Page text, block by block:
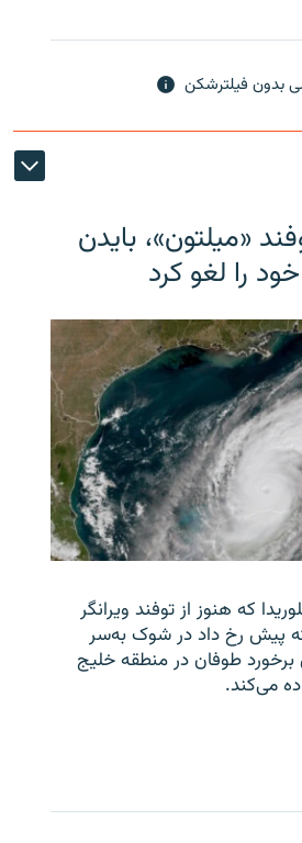
بدون فیلترشکن
«میلتون»، بایدن
را لغو کرد
که هنوز از توفند ویرانگر
پیش رخ داد در شوک به‌سر
برخورد طوفان در منطقه خلیج
می‌کند.